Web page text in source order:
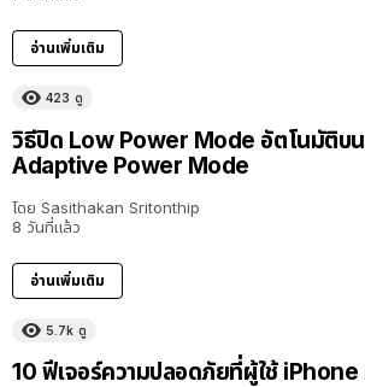
อ่านเพิ่มเติม
423 ดู
วิธีปิด Low Power Mode อัตโนมัติบน
Adaptive Power Mode
โดย Sasithakan Sritonthip
8 วันที่แล้ว
อ่านเพิ่มเติม
5.7k ดู
10 ฟีเจอร์ความปลอดภัยที่ผู้ใช้ iPhone